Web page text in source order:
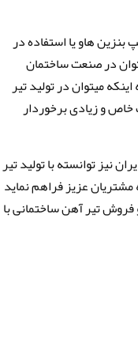
هاو یا استفاده در
در صنعت ساختمان
میتوان در تولید تیر
خاص و زیادی برخوردار
نیز توانسته با تولید تیر
عزیز فراهم نماید
تیر آهن ساختمانی با